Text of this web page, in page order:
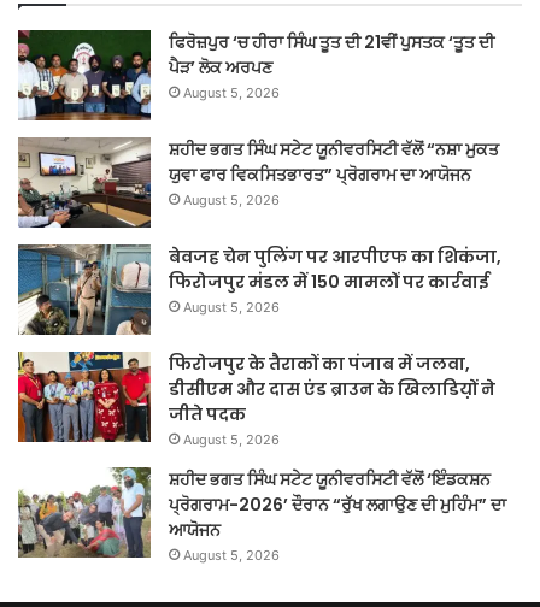
ਫਿਰੋਜ਼ਪੁਰ ‘ਚ ਹੀਰਾ ਸਿੰਘ ਤੂਤ ਦੀ 21ਵੀਂ ਪੁਸਤਕ ‘ਤੂਤ ਦੀ
ਪੈੜ’ ਲੋਕ ਅਰਪਣ
August 5, 2026
ਸ਼ਹੀਦ ਭਗਤ ਸਿੰਘ ਸਟੇਟ ਯੂਨੀਵਰਸਿਟੀ ਵੱਲੋਂ “ਨਸ਼ਾ ਮੁਕਤ
ਯੁਵਾ ਫਾਰ ਵਿਕਸਿਤਭਾਰਤ” ਪ੍ਰੋਗਰਾਮ ਦਾ ਆਯੋਜਨ
August 5, 2026
बेवजह चेन पुलिंग पर आरपीएफ का शिकंजा,
फिरोजपुर मंडल में 150 मामलों पर कार्रवाई
August 5, 2026
फिरोजपुर के तैराकों का पंजाब में जलवा,
डीसीएम और दास एंड ब्राउन के खिलाडिय़ों ने
जीते पदक
August 5, 2026
ਸ਼ਹੀਦ ਭਗਤ ਸਿੰਘ ਸਟੇਟ ਯੂਨੀਵਰਸਿਟੀ ਵੱਲੋਂ ‘ਇੰਡਕਸ਼ਨ
ਪ੍ਰੋਗਰਾਮ-2026’ ਦੌਰਾਨ “ਰੁੱਖ ਲਗਾਉਣ ਦੀ ਮੁਹਿੰਮ” ਦਾ
ਆਯੋਜਨ
August 5, 2026